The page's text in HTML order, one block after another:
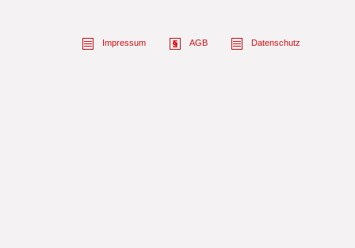
Impressum AGB Datenschutz